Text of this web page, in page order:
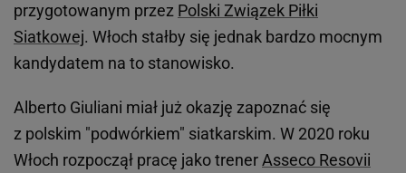
przygotowanym przez Polski Związek Piłki
Siatkowej. Włoch stałby się jednak bardzo mocnym
kandydatem na to stanowisko.
Alberto Giuliani miał już okazję zapoznać się
z polskim "podwórkiem" siatkarskim. W 2020 roku
Włoch rozpoczął pracę jako trener Asseco Resovii